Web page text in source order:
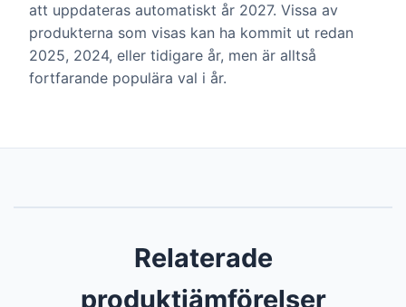
att uppdateras automatiskt år 2027. Vissa av
produkterna som visas kan ha kommit ut redan
2025, 2024, eller tidigare år, men är alltså
fortfarande populära val i år.
Relaterade
produktjämförelser